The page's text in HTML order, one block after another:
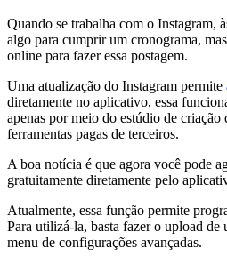
Quando se trabalha com o Instagram,
algo para cumprir um cronograma,
online para fazer essa postagem.
Uma atualização do Instagram permite
diretamente no aplicativo, essa
apenas por meio do estúdio de
ferramentas pagas de terceiros.
A boa notícia é que agora você pode
gratuitamente diretamente pelo
Atualmente, essa função permite
Para utilizá-la, basta fazer o upload de
menu de configurações avançadas.